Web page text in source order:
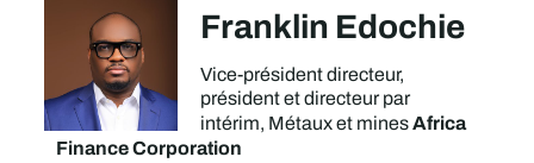
Franklin Edochie
Vice-président directeur,
président et directeur par
intérim, Métaux et minesAfrica
Finance Corporation